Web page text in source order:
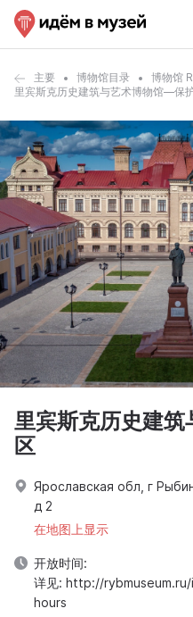
主要 博物馆目录
博物馆
里宾斯克历史建筑与艺术博物馆—保
里宾斯克历史建
区
Ярославская обл, г
д 2
在地图上显示
开放时间:
详见: http://
hours